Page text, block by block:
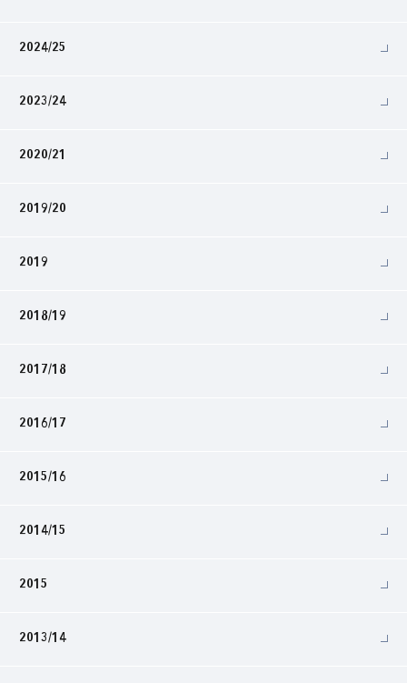
2024/25
2023/24
2020/21
2019/20
2019
2018/19
2017/18
2016/17
2015/16
2014/15
2015
2013/14